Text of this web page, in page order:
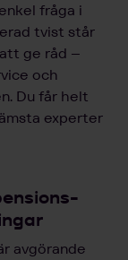
fråga i
tvist står
ge råd –
och
Du får helt
experter
avgörande